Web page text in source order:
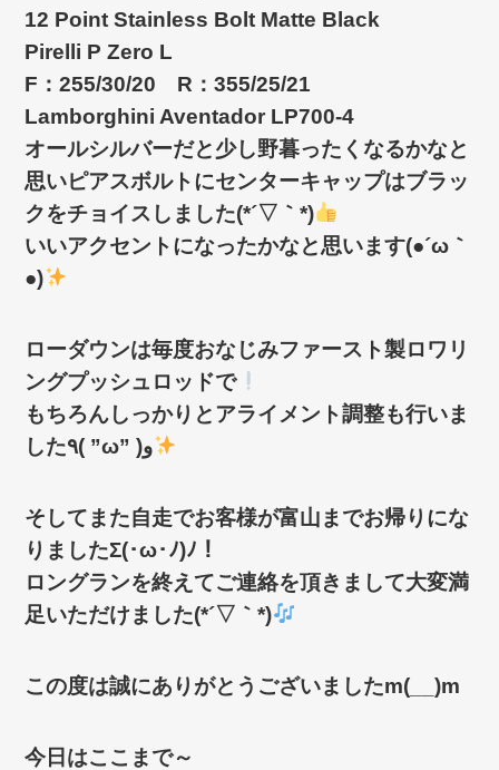
12 Point Stainless Bolt Matte Black
Pirelli P Zero L
F：255/30/20 R：355/25/21
Lamborghini Aventador LP700-4
オールシルバーだと少し野暮ったくなるかなと
思いピアスボルトにセンターキャップはブラッ
クをチョイスしました(*´▽｀*)
いいアクセントになったかなと思います(●´ω｀
●)
ローダウンは毎度おなじみファースト製ロワリ
ングプッシュロッドで
もちろんしっかりとアライメント調整も行いま
した٩( ”ω” )و
そしてまた自走でお客様が富山までお帰りにな
りましたΣ(･ω･ﾉ)ﾉ！
ロングランを終えてご連絡を頂きまして大変満
足いただけました(*´▽｀*)
この度は誠にありがとうございましたm(__)m
今日はここまで～